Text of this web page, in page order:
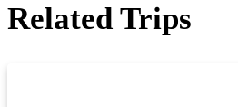
Related Trips